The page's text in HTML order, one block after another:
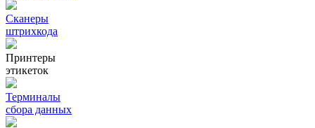
Сканеры
штрихкода
Принтеры
этикеток
Терминалы
сбора данных